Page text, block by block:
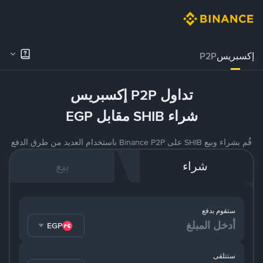
إكسبريسP2P
تداول P2P إكسبريس
شراء SHIB مقابل EGP
قُم بشراء وبيع SHIB على Binance P2P باستخدام العديد من طرق الدفع
شراء بيع
ستقوم بدفع
EGP
ستتلقى